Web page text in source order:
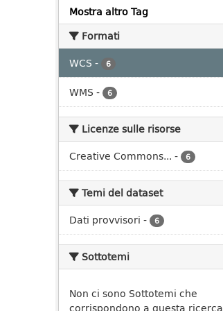
Mostra altro Tag
Formati
WCS - 6
WMS - 6
Licenze sulle risorse
Creative Commons... - 6
Temi del dataset
Dati provvisori - 6
Sottotemi
Non ci sono Sottotemi che
corrispondono a questa ricerca